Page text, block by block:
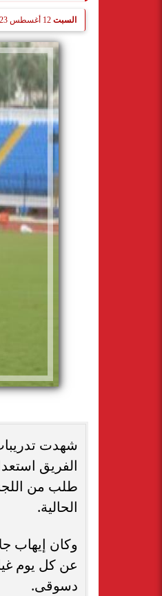
السبت 12 أغسطس 2023
شهدت
الفريق
طلب من
الحالية.
عن كل يوم
دسوقى.